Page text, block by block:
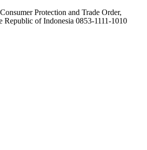
Protection and Trade Order,
Republic of Indonesia 0853-1111-1010